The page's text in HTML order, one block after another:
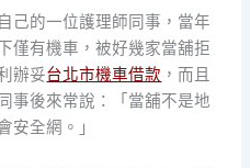
己的一位護理師同事，當年
僅有機車，被好幾家當舖拒
辦妥台北市機車借款 ，而且
事後來常說：「當舖不是地
安全網。」